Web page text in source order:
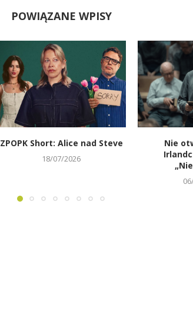
POWIĄZANE WPISY
ZPOPK Short: Alice nad Steve
18/07/2026
Nie